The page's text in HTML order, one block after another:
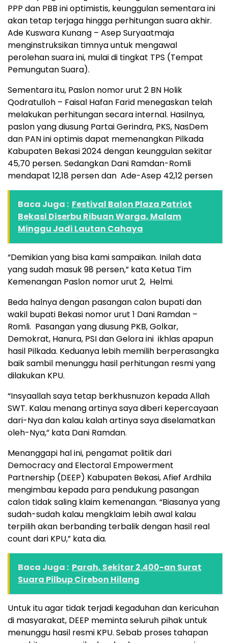
PPP dan PBB ini optimistis, keunggulan sementara ini
akan tetap terjaga hingga perhitungan suara akhir.
Ade Kuswara Kunang – Asep Suryaatmaja
menginstruksikan timnya untuk mengawal
perolehan suara ini, mulai di tingkat TPS (Tempat
Pemungutan Suara).
Sementara itu, Paslon nomor urut 2 BN Holik
Qodratulloh – Faisal Hafan Farid menegaskan telah
melakukan perhitungan secara internal. Hasilnya,
paslon yang diusung Partai Gerindra, PKS, NasDem
dan PAN ini optimis dapat memenangkan Pilkada
Kabupaten Bekasi 2024 dengan keunggulan sekitar
45,70 persen. Sedangkan Dani Ramdan-Romli
mendapat 12,18 persen dan Ade-Asep 42,12 persen
Baca Juga : Festival Balon Plaza Patriot
Bekasi Diserbu Ribuan Warga, Malam
Minggu Jadi Lautan Cahaya
“Demikian yang bisa kami sampaikan. Inilah data
yang sudah masuk 98 persen,” kata Ketua Tim
Kemenangan Paslon nomor urut 2, Helmi.
Beda halnya dengan pasangan calon bupati dan
wakil bupati Bekasi nomor urut 1 Dani Ramdan –
Romli. Pasangan yang diusung PKB, Golkar,
Demokrat, Hanura, PSI dan Gelora ini ikhlas apapun
hasil Pilkada. Keduanya lebih memilih berperasangka
baik sambil menunggu hasil perhitungan resmi yang
dilakukan KPU.
“Insyaallah saya tetap berkhusnuzon kepada Allah
SWT. Kalau menang artinya saya diberi kepercayaan
dari-Nya dan kalau kalah artinya saya diselamatkan
oleh-Nya,” kata Dani Ramdan.
Menanggapi hal ini, pengamat politik dari
Democracy and Electoral Empowerment
Partnership (DEEP) Kabupaten Bekasi, Afief Ardhila
mengimbau kepada para pendukung pasangan
calon tidak saling klaim kemenangan. “Biasanya yang
sudah-sudah kalau mengklaim lebih awal kalau
terpilih akan berbanding terbalik dengan hasil real
count dari KPU,” kata dia.
Baca Juga : Parah, Sekitar 2.400-an Surat
Suara Pilbup Cirebon Hilang
Untuk itu agar tidak terjadi kegaduhan dan kericuhan
di masyarakat, DEEP meminta seluruh pihak untuk
menunggu hasil resmi KPU. Sebab proses tahapan